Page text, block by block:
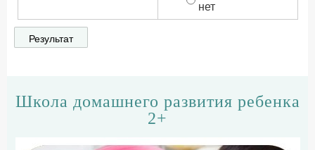
нет
Школа домашнего развития ребенка
2+